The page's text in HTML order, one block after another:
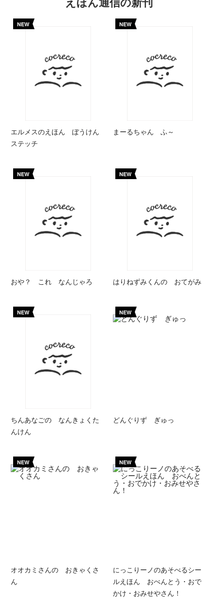
NEW
エルメスのえほん ぼうけん
ステッチ
NEW
まーるちゃん ふ～
NEW
おや？ これ なんじゃろ
NEW
はりねずみくんの おてがみ
NEW
ちんあなごの なんきょくた
んけん
NEW
どんぐりず ぎゅっ
NEW
オオカミさんの おきゃくさ
ん
NEW
にっこりーノのあそべるシー
ルえほん おべんとう・おで
かけ・おみせやさん！